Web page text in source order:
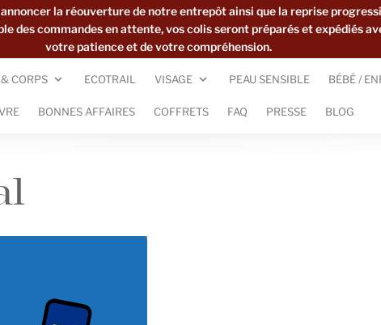
la réouverture de notre entrepôt ainsi que la reprise
des commandes en attente, vos colis seront préparés et expédiés
votre patience et de votre compréhension.
CORPS ECOTRAIL VISAGE PEAU SENSIBLE BÉBÉ /
BONNES AFFAIRES COFFRETS FAQ PRESSE BLOG